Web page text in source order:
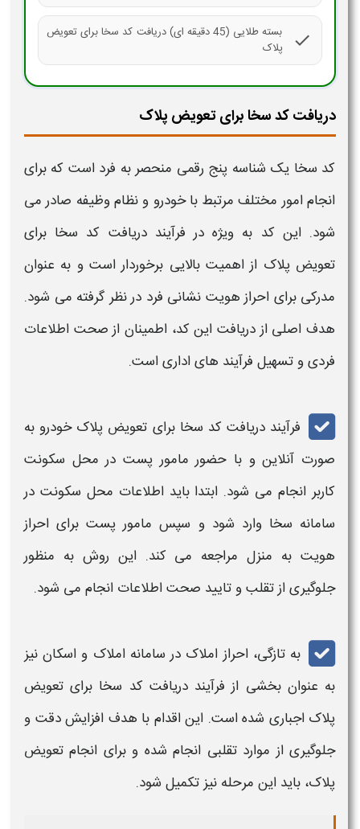
check
بسته طلایی (45 دقیقه ای) دریافت کد سخا برای تعویض
پلاک
دریافت کد سخا برای تعویض پلاک
کد سخا یک شناسه پنج رقمی منحصر به فرد است که برای
انجام امور مختلف مرتبط با خودرو و نظام وظیفه صادر می‌
شود. این کد به ویژه در فرآینددریافت کد سخا برای
تعویض پلاک از اهمیت بالایی برخوردار است و به عنوان
مدرکی برای احراز هویت نشانی فرد در نظر گرفته می‌ شود.
هدف اصلی از دریافت این کد، اطمینان از صحت اطلاعات
فردی و تسهیل فرآیند های اداری است.
فرآینددریافت کد سخا برای تعویض پلاک خودروبه
صورت آنلاین و با حضور مامور پست در محل سکونت
کاربر انجام می‌ شود. ابتدا باید اطلاعات محل سکونت در
سامانه سخا وارد شود و سپس مامور پست برای احراز
هویت به منزل مراجعه می‌ کند. این روش به منظور
جلوگیری از تقلب و تایید صحت اطلاعات انجام می‌ شود.
به تازگی، احراز املاک در سامانه املاک و اسکان نیز
به عنوان بخشی از فرآینددریافت کد سخا برای تعویض
پلاکاجباری شده است. این اقدام با هدف افزایش دقت و
جلوگیری از موارد تقلبی انجام شده و برای انجام تعویض
پلاک، باید این مرحله نیز تکمیل شود.